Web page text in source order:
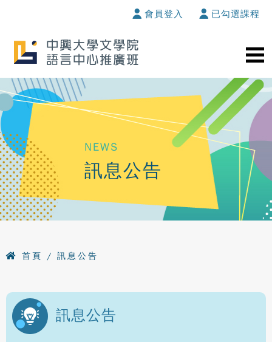
會員登入 已勾選課程
NEWS
訊息公告
首頁 / 訊息公告
訊息公告